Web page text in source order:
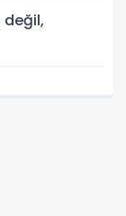
değil,